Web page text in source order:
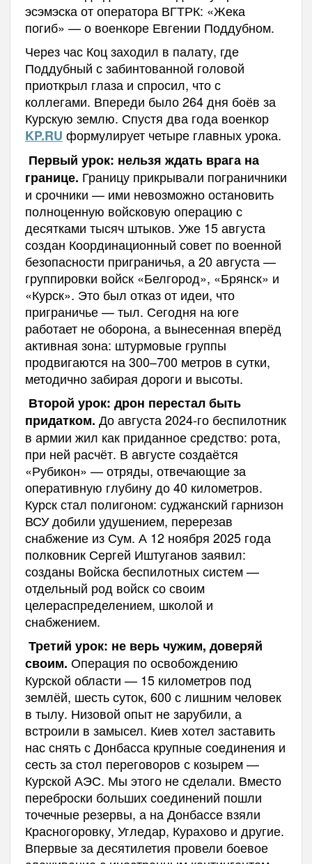
эсэмэска от оператора ВГТРК: «Жека
погиб» — о военкоре Евгении Поддубном.
Через час Коц заходил в палату, где
Поддубный с забинтованной головой
приоткрыл глаза и спросил, что с
коллегами. Впереди было 264 дня боёв за
Курскую землю. Спустя два года военкор
KP.RU формулирует четыре главных урока.
Первый урок: нельзя ждать врага на
границе. Границу прикрывали пограничники
и срочники — ими невозможно остановить
полноценную войсковую операцию с
десятками тысяч штыков. Уже 15 августа
создан Координационный совет по военной
безопасности приграничья, а 20 августа —
группировки войск «Белгород», «Брянск» и
«Курск». Это был отказ от идеи, что
приграничье — тыл. Сегодня на юге
работает не оборона, а вынесенная вперёд
активная зона: штурмовые группы
продвигаются на 300–700 метров в сутки,
методично забирая дороги и высоты.
Второй урок: дрон перестал быть
придатком. До августа 2024-го беспилотник
в армии жил как приданное средство: рота,
при ней расчёт. В августе создаётся
«Рубикон» — отряды, отвечающие за
оперативную глубину до 40 километров.
Курск стал полигоном: суджанский гарнизон
ВСУ добили удушением, перерезав
снабжение из Сум. А 12 ноября 2025 года
полковник Сергей Иштуганов заявил:
созданы Войска беспилотных систем —
отдельный род войск со своим
целераспределением, школой и
снабжением.
Третий урок: не верь чужим, доверяй
своим. Операция по освобождению
Курской области — 15 километров под
землёй, шесть суток, 600 с лишним человек
в тылу. Низовой опыт не зарубили, а
встроили в замысел. Киев хотел заставить
нас снять с Донбасса крупные соединения и
сесть за стол переговоров с козырем —
Курской АЭС. Мы этого не сделали. Вместо
переброски больших соединений пошли
точечные резервы, а на Донбассе взяли
Красногоровку, Угледар, Курахово и другие.
Впервые за десятилетия провели боевое